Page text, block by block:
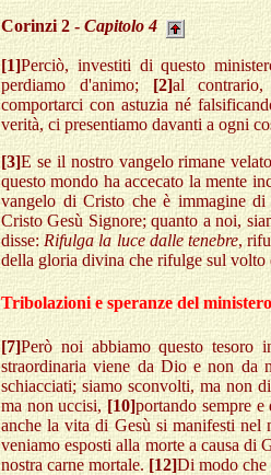
Corinzi 2 - Capitolo 4
[1]Perciò, investiti di questo
perdiamo d'animo; [2]al contrario,
comportarci con astuzia né
verità, ci presentiamo davanti a ogni
[3]E se il nostro vangelo rimane
questo mondo ha accecato la mente
vangelo di Cristo che è immagine
Cristo Gesù Signore; quanto a noi,
disse:Rifulga la luce dalle tenebre,
della gloria divina che rifulge sul volto
Tribolazioni e speranze del ministero
[7]Però noi abbiamo questo tesoro
straordinaria viene da Dio e non da
schiacciati; siamo sconvolti, ma non
ma non uccisi,[10]portando sempre
anche la vita di Gesù si manifesti nel
veniamo esposti alla morte a causa di
nostra carne mortale.[12]Di modo che